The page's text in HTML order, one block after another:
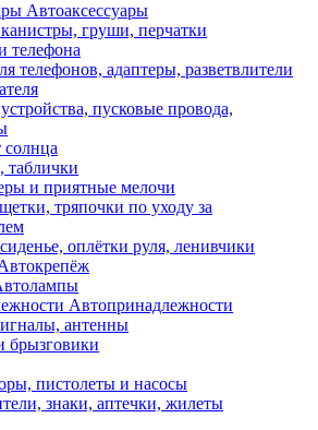
Автоаксессуары
груши, перчатки
телефона
телефонов, адаптеры, разветвлители
пусковые провода,
солнца
таблички
и приятные мелочи
тряпочки по уходу за
оплётки руля, ленивчики
Автопринадлежности
антенны
брызговики
пистолеты и насосы
знаки, аптечки, жилеты